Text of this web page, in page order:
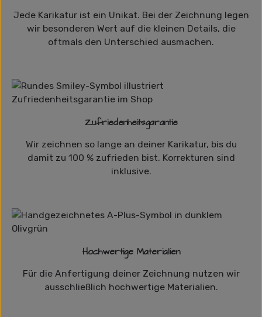
Jede Karikatur ist ein Unikat. Bei der Zeichnung legen
wir besonderen Wert auf die kleinen Details, die
oftmals den Unterschied ausmachen.
Zufriedenheitsgarantie
Wir zeichnen so lange an deiner Karikatur, bis du
damit zu 100 % zufrieden bist. Korrekturen sind
inklusive.
Hochwertige Materialien
Für die Anfertigung deiner Zeichnung nutzen wir
ausschließlich hochwertige Materialien.